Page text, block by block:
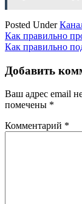
Posted Under
Навигация
по
записям
Как правильно
Как правильно
Добавить
Ваш адрес email
помечены *
Комментарий *